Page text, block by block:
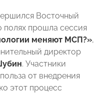
Восточный
полях прошла сессия
меняют МСП?»,
директор
. Участники
от внедрения
этот процесс